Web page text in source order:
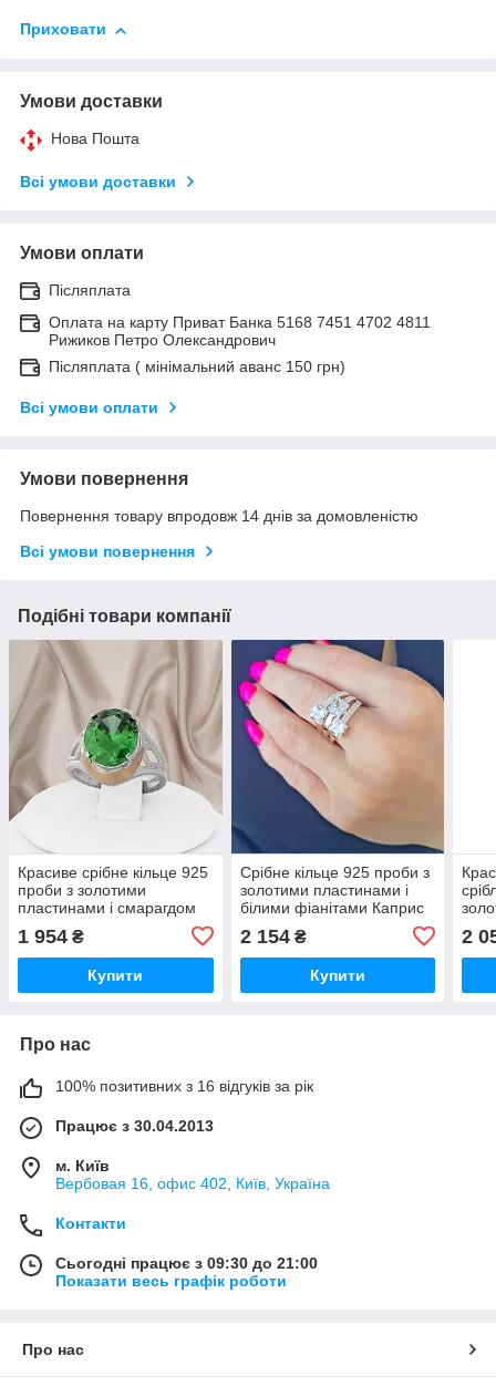
Приховати
Умови доставки
Нова Пошта
Всі умови доставки
Умови оплати
Післяплата
Оплата на карту Приват Банка 5168 7451 4702 4811
Рижиков Петро Олександрович
Післяплата ( мінімальний аванс 150 грн)
Всі умови оплати
Умови повернення
Повернення товару впродовж 14 днів за домовленістю
Всі умови повернення
Подібні товари компанії
Красиве срібне кільце 925
проби з золотими
пластинами і смарагдом
1 954 ₴
Купити
Срібне кільце 925 проби з
золотими пластинами і
білими фіанітами Каприс
2 154₴
Купити
2
Про нас
100% позитивних з 16 відгуків за рік
Працює з 30.04.2013
м. Київ
Вербовая 16, офис 402, Київ, Україна
Контакти
Сьогодні працює з 09:30 до 21:00
Показати весь графік роботи
Про нас